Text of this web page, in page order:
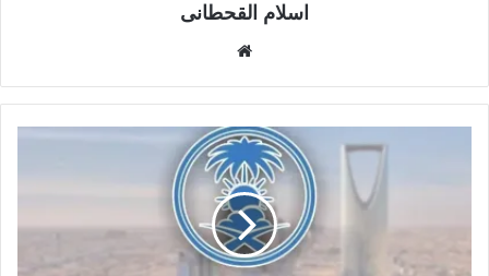
اسلام القحطانى
ق
ع
ل
و
ي
ب